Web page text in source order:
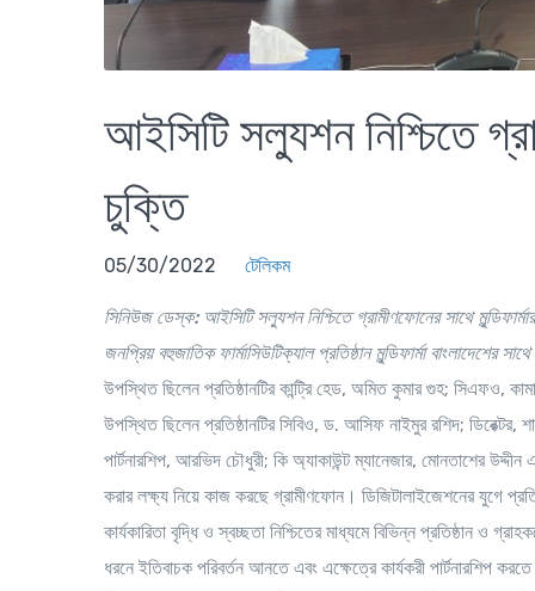
আইসিটি সল্যুশন নিশ্চিতে
চুক্তি
05/30/2022 টেলিকম
সিনিউজ ডেস্ক:আইসিটি সল্যুশন নিশ্চিতে গ্রামীণফোনের সাথে
জনপ্রিয় বহুজাতিক ফার্মাসিউটিক্যাল প্রতিষ্ঠান মুন্ডিফার্মা বাংলাদেশের সাথে
উপস্থিত ছিলেন প্রতিষ্ঠানটির কান্ট্রি হেড, অমিত কুমার গুহ;
উপস্থিত ছিলেন প্রতিষ্ঠানটির সিবিও, ড. আসিফ নাইমুর রশিদ;
পার্টনারশিপ, আরভিদ চৌধুরী; কি অ্যাকাউন্ট ম্যানেজার, মোনতাশের
করার লক্ষ্য নিয়ে কাজ করছে গ্রামীণফোন। ডিজিটালাইজেশনের যুগে
কার্যকারিতা বৃদ্ধি ও স্বচ্ছতা নিশ্চিতের মাধ্যমে বিভিন্ন প্রতিষ্ঠান ও
ধরনে ইতিবাচক পরিবর্তন আনতে এবং এক্ষেত্রে কার্যকরী পার্টনারশিপ